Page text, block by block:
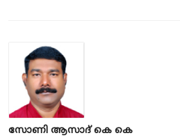
സോണി ആസാദ് കെ കെ